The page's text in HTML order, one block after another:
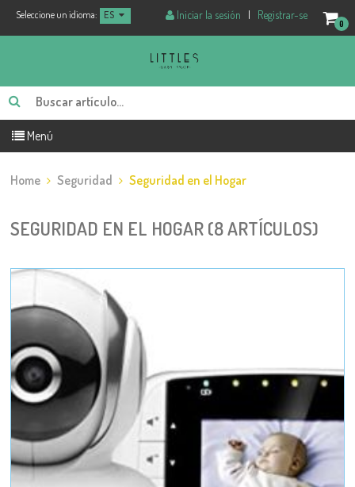
Seleccione un idioma: ES
0
Iniciar la sesión | Registrar-se
Menú
Home Seguridad Seguridad en el Hogar
SEGURIDAD EN EL HOGAR (8 ARTÍCULOS)